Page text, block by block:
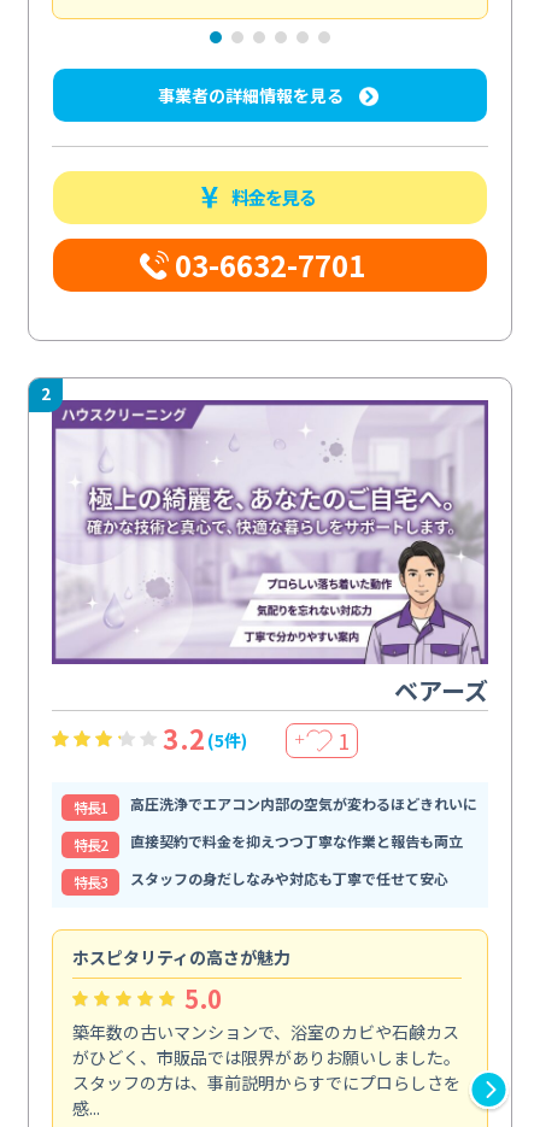
事業者の詳細情報を見る
料金を見る
03-6632-7701
2
ベアーズ
3.2 (5件) ＋ 1
特⻑1
高圧洗浄でエアコン内部の空気が変わるほどきれいに
特⻑2
直接契約で料金を抑えつつ丁寧な作業と報告も両立
特⻑3
スタッフの身だしなみや対応も丁寧で任せて安心
ホスピタリティの高さが魅力
5.0
築年数の古いマンションで、浴室のカビや石鹸カス
がひどく、市販品では限界がありお願いしました。
スタッフの方は、事前説明からすでにプロらしさを
感...